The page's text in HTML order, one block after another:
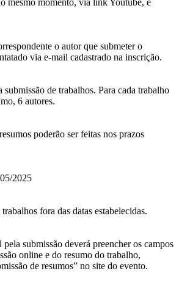
o autor que submeter o
via e-mail cadastrado na inscrição.
de trabalhos. Para cada trabalho
6 autores.
poderão ser feitas nos prazos
2025
fora das datas estabelecidas.
submissão deverá preencher os campos
online e do resumo do trabalho,
de resumos” no site do evento.